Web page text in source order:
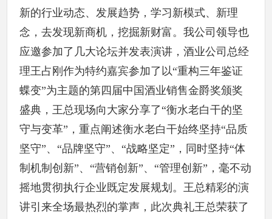
新的行业动态、发展趋势，学习新模式、新理
念，去发现新商机，挖掘新财富。我公司领导也
应邀参加了几大论坛并发表演讲，酒业公司总经
理王占刚作为特约嘉宾参加了以“重构三年鉴证
蝶变”为主题的第四届中国酒业销售金爵奖颁奖
盛典，王总现场向大家分享了“衡水老白干的坚
守与变革”，重点阐述衡水老白干始终坚持“品质
坚守”、“品牌坚守”、“战略坚定”，同时坚持“体
制机制创新”、“营销创新”、“管理创新”，毫不动
摇地贯彻执行企业既定发展规划。王总精彩的演
讲引来全场最热烈的掌声，此次典礼王总荣获了